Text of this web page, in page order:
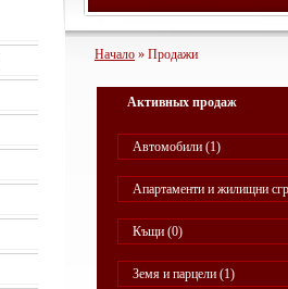
Начало » Продажи
Активных продаж
Автомобили (1)
Апартаменти и жилищни
Къщи (0)
Земя и парцели (1)